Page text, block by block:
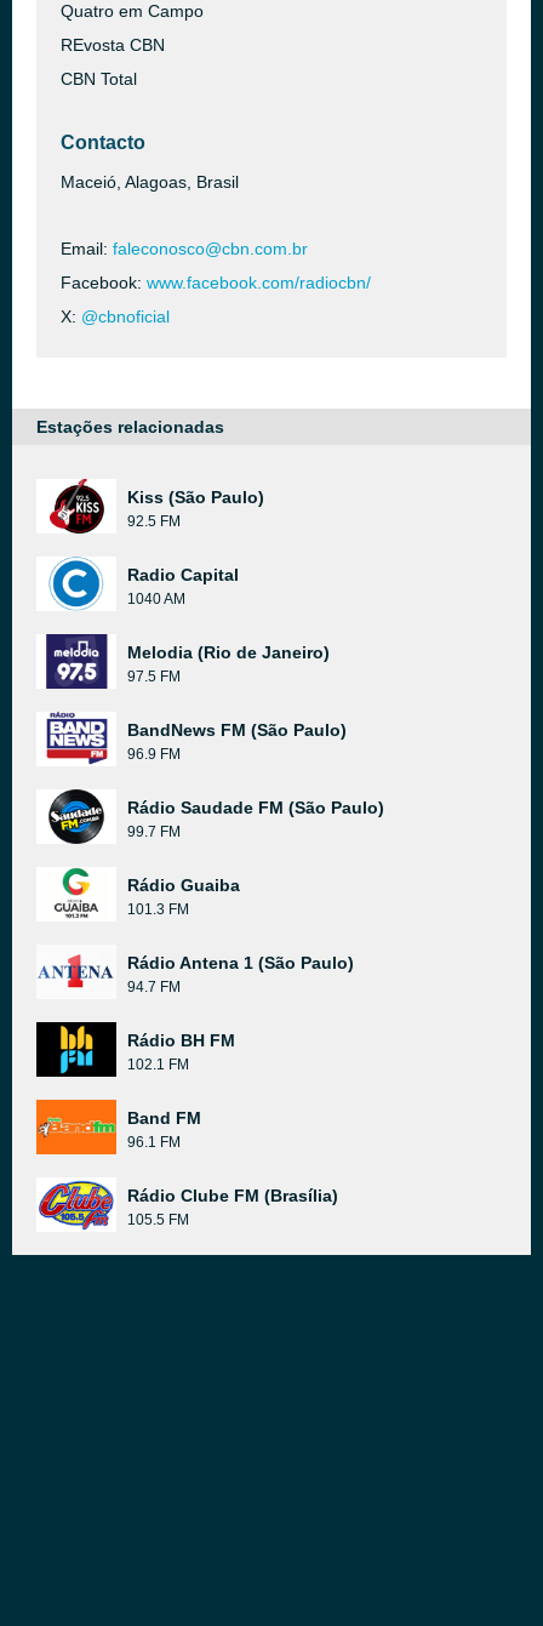
Quatro em Campo
REvosta CBN
CBN Total
Contacto
Maceió, Alagoas, Brasil
Email: faleconosco@cbn.com.br
Facebook: www.facebook.com/radiocbn/
X: @cbnoficial
Estações relacionadas
Kiss (São Paulo)
92.5 FM
Radio Capital
1040 AM
Melodia (Rio de Janeiro)
97.5 FM
BandNews FM (São Paulo)
96.9 FM
Rádio Saudade FM (São Paulo)
99.7 FM
Rádio Guaiba
101.3 FM
Rádio Antena 1 (São Paulo)
94.7 FM
Rádio BH FM
102.1 FM
Band FM
96.1 FM
Rádio Clube FM (Brasília)
105.5 FM